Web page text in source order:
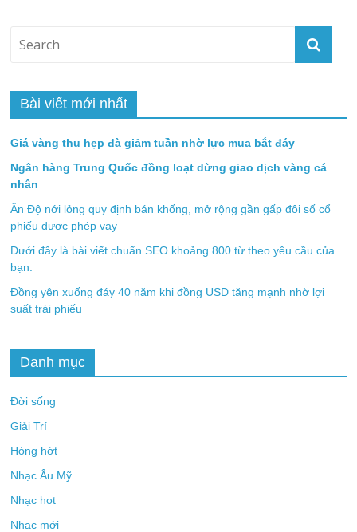
Bài viết mới nhất
Giá vàng thu hẹp đà giảm tuần nhờ lực mua bắt đáy
Ngân hàng Trung Quốc đồng loạt dừng giao dịch vàng cá
nhân
Ấn Độ nới lỏng quy định bán khống, mở rộng gần gấp đôi số cổ
phiếu được phép vay
Dưới đây là bài viết chuẩn SEO khoảng 800 từ theo yêu cầu của
bạn.
Đồng yên xuống đáy 40 năm khi đồng USD tăng mạnh nhờ lợi
suất trái phiếu
Danh mục
Đời sống
Giải Trí
Hóng hớt
Nhạc Âu Mỹ
Nhạc hot
Nhạc mới